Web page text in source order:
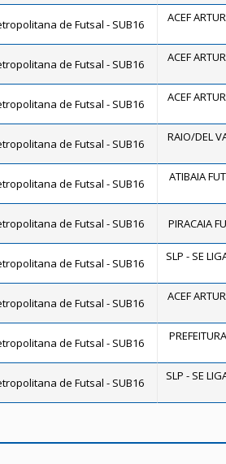
de Futsal - SUB16 ACEF
de Futsal - SUB16 ACEF
de Futsal - SUB16 ACEF
de Futsal - SUB16 RAIO/DEL
de Futsal - SUB16 ATIBAIA
de Futsal - SUB16 PIRACAIA
de Futsal - SUB16 SLP - SE
de Futsal - SUB16 ACEF
de Futsal - SUB16
de Futsal - SUB16 SLP - SE